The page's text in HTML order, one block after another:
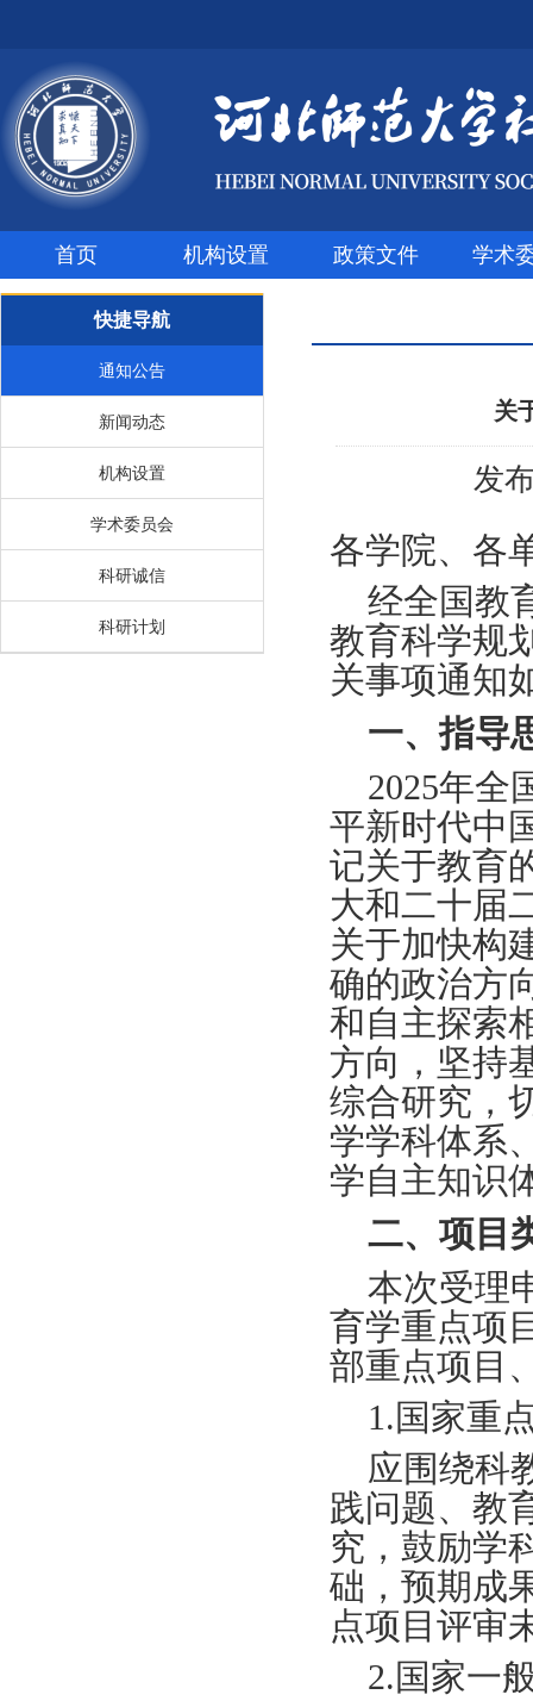
首页 机构设置 政策文件 学术
快捷导航
通知公告
新闻动态
机构设置
学术委员会
科研诚信
科研计划
关
发
各学院、各
经全国教
教育科学规
关事项通知
一、指导
2025年全
平新时代中
记关于教育
大和二十届
关于加快构
确的政治方
和自主探索
方向，坚持
综合研究，
学学科体系
学自主知识
二、项目
本次受理
育学重点项
部重点项目
1.国家重
应围绕科
践问题、教
究，鼓励学
础，预期成
点项目评审
2.国家一